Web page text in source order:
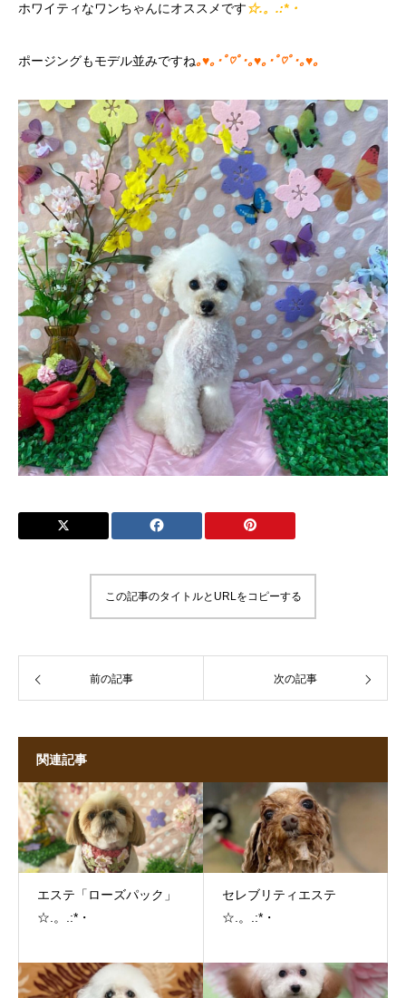
ホワイティなワンちゃんにオススメです☆.。.:*・
ポージングもモデル並みですね｡♥｡･ﾟ♡ﾟ･｡♥｡･ﾟ♡ﾟ･｡♥｡
この記事のタイトルとURLをコピーする
前の記事 次の記事
関連記事
エステ「ローズパック」
☆.。.:*・
セレブリティエステ
☆.。.:*・